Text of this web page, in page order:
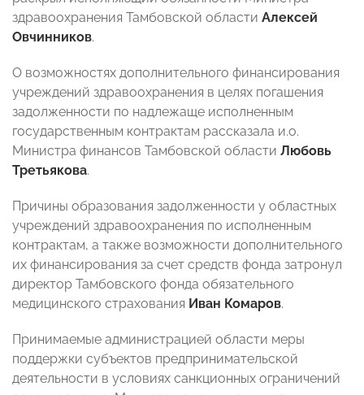
здравоохранения Тамбовской области Алексей
Овчинников.
О возможностях дополнительного финансирования
учреждений здравоохранения в целях погашения
задолженности по надлежаще исполненным
государственным контрактам рассказала и.о.
Министра финансов Тамбовской области Любовь
Третьякова.
Причины образования задолженности у областных
учреждений здравоохранения по исполненным
контрактам, а также возможности дополнительного
их финансирования за счет средств фонда затронул
директор Тамбовского фонда обязательного
медицинского страхования Иван Комаров.
Принимаемые администрацией области меры
поддержки субъектов предпринимательской
деятельности в условиях санкционных ограничений